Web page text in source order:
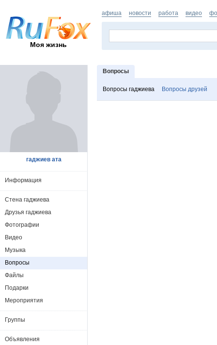
Моя жизнь
афиша новости работа видео
Вопросы
Вопросы гаджиева Вопросы друзей
гаджиев ата
Информация
Стена гаджиева
Друзья гаджиева
Фотографии
Видео
Музыка
Вопросы
Файлы
Подарки
Мероприятия
Группы
Объявления